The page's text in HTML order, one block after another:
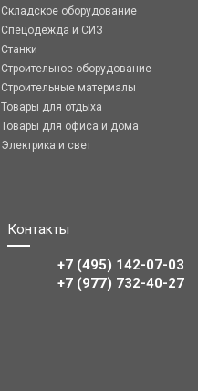
Складское оборудование
Спецодежда и СИЗ
Станки
Строительное оборудование
Строительные материалы
Товары для отдыха
Товары для офиса и дома
Электрика и свет
Контакты
+7 (495) 142-07-03
‎‎+7 (977) 732-40-27